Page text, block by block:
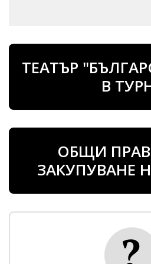
ТЕАТЪР
В
ОБЩИ
ЗАКУПУВАНЕ